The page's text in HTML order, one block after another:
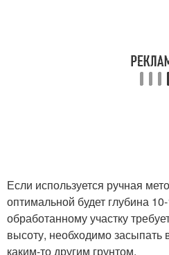
Если используется ручная
оптимальной будет глубина
обработанному участку
высоту, необходимо засыпать
каким-то другим грунтом.